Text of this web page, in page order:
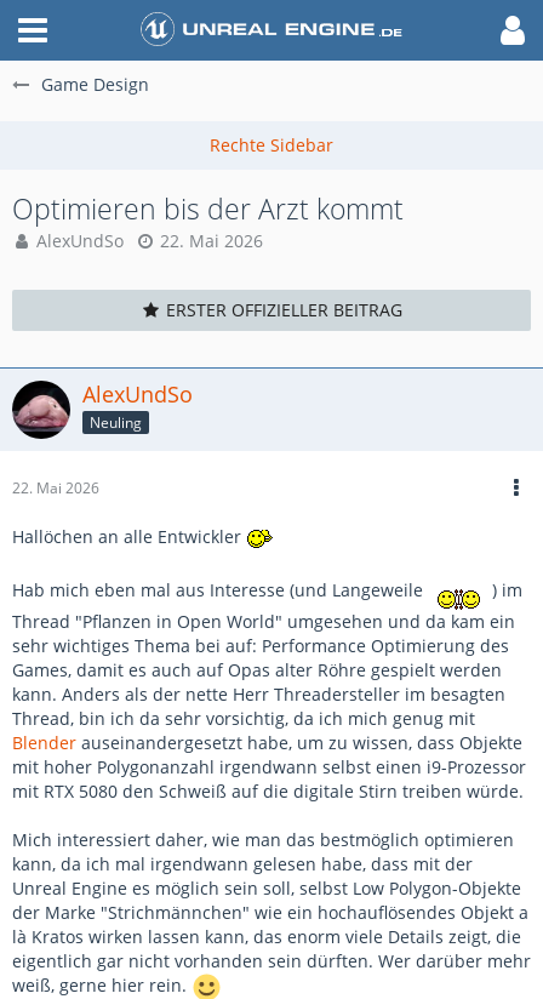
Game Design
Optimieren bis der Arzt kommt
AlexUndSo 22. Mai 2026
ERSTER OFFIZIELLER BEITRAG
AlexUndSo
Neuling
22. Mai 2026
Hallöchen an alle Entwickler
Hab mich eben mal aus Interesse (und Langeweile
) im
Thread "Pflanzen in Open World" umgesehen und da kam ein
sehr wichtiges Thema bei auf: Performance Optimierung des
Games, damit es auch auf Opas alter Röhre gespielt werden
kann. Anders als der nette Herr Threadersteller im besagten
Thread, bin ich da sehr vorsichtig, da ich mich genug mit
Blender auseinandergesetzt habe, um zu wissen, dass Objekte
mit hoher Polygonanzahl irgendwann selbst einen i9-Prozessor
mit RTX 5080 den Schweiß auf die digitale Stirn treiben würde.
Mich interessiert daher, wie man das bestmöglich optimieren
kann, da ich mal irgendwann gelesen habe, dass mit der
Unreal Engine es möglich sein soll, selbst Low Polygon-Objekte
der Marke "Strichmännchen" wie ein hochauflösendes Objekt a
là Kratos wirken lassen kann, das enorm viele Details zeigt, die
eigentlich gar nicht vorhanden sein dürften. Wer darüber mehr
weiß, gerne hier rein.